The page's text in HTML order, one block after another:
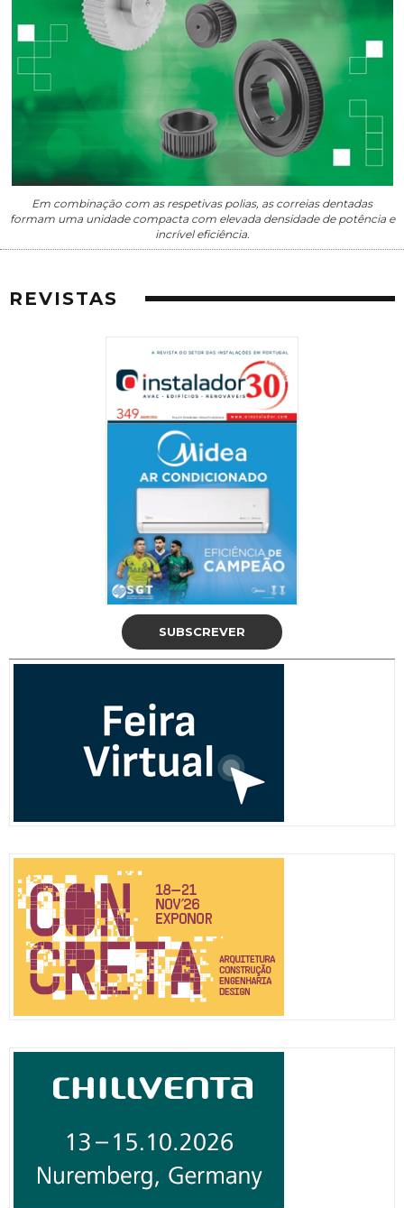
Em combinação com as respetivas polias, as correias dentadas
formam uma unidade compacta com elevada densidade de potência e
incrível eficiência.
REVISTAS
SUBSCREVER